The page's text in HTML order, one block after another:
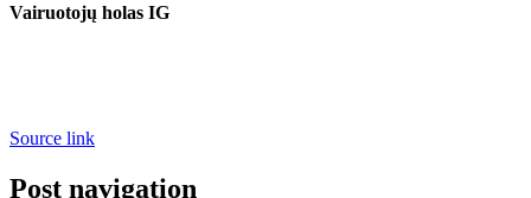
Vairuotojų holas IG
Source link
Post navigation